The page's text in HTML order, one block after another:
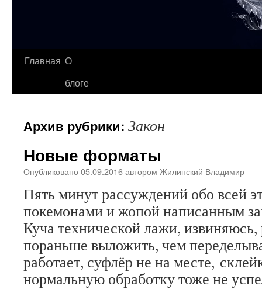
Перейти
Главная О
блоге
Архив рубрики: Закон
Новые форматы
Опубликовано 05.09.2016автором Жилинский Владимир
Пять минут рассуждений обо всей
покемонами и жопой написанным
Куча технической лажи,
пораньше выложить, чем
работает, суфлёр не на месте,
нормальную обработку тоже не